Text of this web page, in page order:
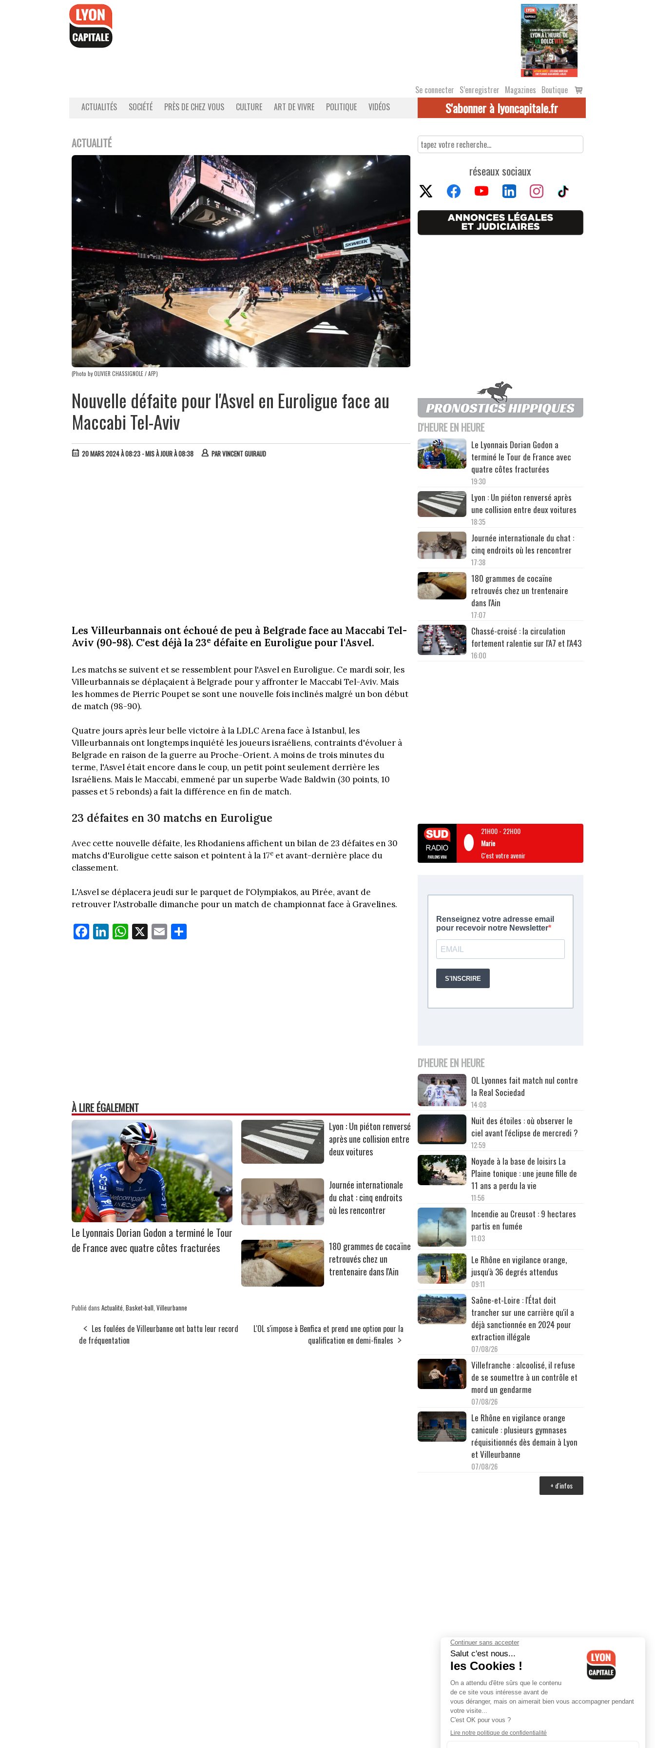
Se connecter S’enregistrer Magazines Boutique
Voir
le
ACTUALITÉS SOCIÉTÉ PRÈS DE CHEZ VOUS CULTURE ART DE VIVRE POLITIQUE VIDÉOS S'abonner à lyoncapitale.fr
ACTUALITÉ
(Photo by OLIVIER CHASSIGNOLE / AFP)
Nouvelle défaite pour l'Asvel en Euroligue face au
Maccabi Tel-Aviv
20 MARS 2024 À 08:23 - MIS À JOUR À 08:38 PARVINCENT GUIRAUD
Les Villeurbannais ont échoué de peu à Belgrade face au Maccabi Tel-
Aviv (90-98). C'est déjà la 23e défaite en Euroligue pour l'Asvel.
Les matchs se suivent et se ressemblent pour l'Asvel en Euroligue. Ce mardi soir, les
Villeurbannais se déplaçaient à Belgrade pour y affronter le Maccabi Tel-Aviv. Mais
les hommes de Pierric Poupet se sont une nouvelle fois inclinés malgré un bon début
de match (98-90).
Quatre jours après leur belle victoire à la LDLC Arena face à Istanbul, les
Villeurbannais ont longtemps inquiété les joueurs israéliens, contraints d'évoluer à
Belgrade en raison de la guerre au Proche-Orient. A moins de trois minutes du
terme, l'Asvel était encore dans le coup, un petit point seulement derrière les
Israéliens. Mais le Maccabi, emmené par un superbe Wade Baldwin (30 points, 10
passes et 5 rebonds) a fait la différence en fin de match.
23 défaites en 30 matchs en Euroligue
Avec cette nouvelle défaite, les Rhodaniens affichent un bilan de 23 défaites en 30
matchs d'Euroligue cette saison et pointent à la 17e et avant-dernière place du
classement.
L'Asvel se déplacera jeudi sur le parquet de l'Olympiakos, au Pirée, avant de
retrouver l'Astroballe dimanche pour un match de championnat face à Gravelines.
Fa
ce
Li
nk
W
ha
X E
m
À LIRE ÉGALEMENT
Le Lyonnais Dorian Godon a terminé le Tour
de France avec quatre côtes fracturées
Lyon : Un piéton renversé
après une collision entre
deux voitures
Journée internationale
du chat : cinq endroits
où les rencontrer
180 grammes de cocaïne
retrouvés chez un
trentenaire dans l'Ain
Publié dans Actualité Basket-ball Villeurbanne
Les foulées de Villeurbanne ont battu leur record
de fréquentation
L'OL s'impose à Benfica et prend une option pour la
qualification en demi-finales
réseaux sociaux
D'HEURE EN HEURE
Le Lyonnais Dorian Godon a
terminé le Tour de France avec
quatre côtes fracturées
19:30
Lyon : Un piéton renversé après
une collision entre deux voitures
18:35
Journée internationale du chat :
cinq endroits où les rencontrer
17:38
180 grammes de cocaïne
retrouvés chez un trentenaire
dans l'Ain
17:07
Chassé-croisé : la circulation
fortement ralentie sur l'A7 et l'A43
16:00
21H00- 22H00
Marie
C'est votre avenir
D'HEURE EN HEURE
OL Lyonnes fait match nul contre
la Real Sociedad
14:08
Nuit des étoiles : où observer le
ciel avant l'éclipse de mercredi ?
12:59
Noyade à la base de loisirs La
Plaine tonique : une jeune fille de
11 ans a perdu la vie
11:56
Incendie au Creusot : 9 hectares
partis en fumée
11:03
Le Rhône en vigilance orange,
jusqu'à 36 degrés attendus
09:11
Saône-et-Loire : l'État doit
trancher sur une carrière qu'il a
déjà sanctionnée en 2024 pour
extraction illégale
07/08/26
Villefranche : alcoolisé, il refuse
de se soumettre à un contrôle et
mord un gendarme
07/08/26
Le Rhône en vigilance orange
canicule : plusieurs gymnases
réquisitionnés dès demain à Lyon
et Villeurbanne
07/08/26
+ d'infos